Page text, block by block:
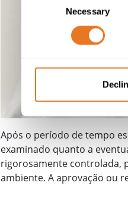
Necessary
Após o período de tempo
examinado quanto a
rigorosamente controlada,
ambiente. A aprovação ou